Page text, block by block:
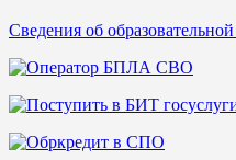
Сведения об